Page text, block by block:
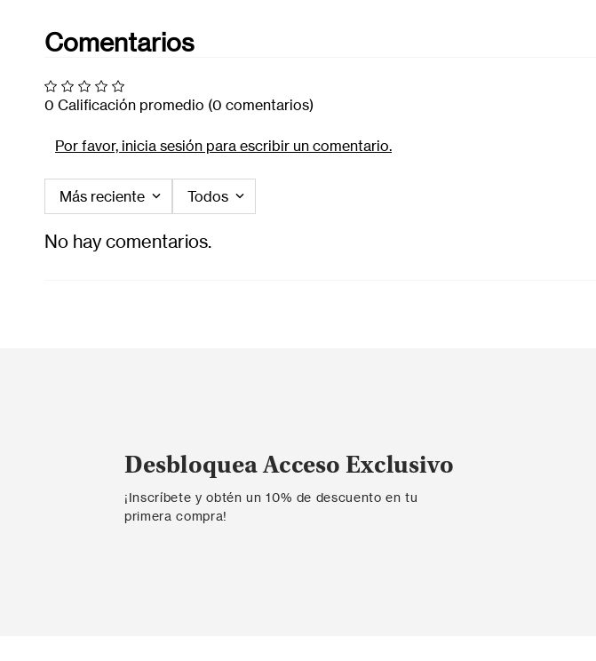
Comentarios
0 Calificación promedio (0 comentarios)
Por favor, inicia sesión para escribir un comentario.
Más reciente Todos
No hay comentarios.
Desbloquea Acceso Exclusivo
¡Inscríbete y obtén un 10% de descuento en tu
primera compra!